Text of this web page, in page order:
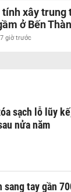
tính xây trung
ở Bến
giờ trước
sạch lỗ lũy
nửa năm
sang tay gần